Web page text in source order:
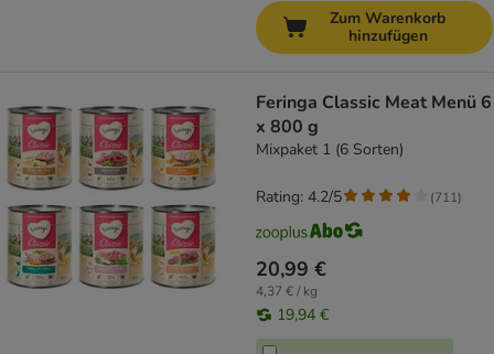
Zum Warenkorb
hinzufügen
Feringa Classic Meat Menü 6
x 800 g
Mixpaket 1 (6 Sorten)
20,99 €
4,37 € / kg
19,94 €
Rating: 4.2/5 (711)